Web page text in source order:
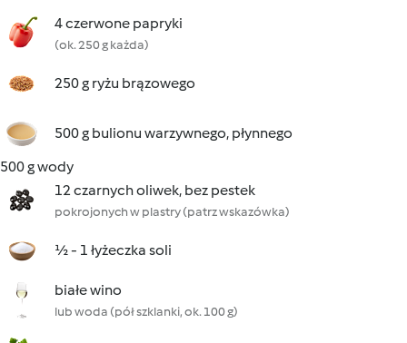
4 czerwone papryki
(ok. 250 g każda)
250 g ryżu brązowego
500 g bulionu warzywnego, płynnego
500 g wody
12 czarnych oliwek, bez pestek
pokrojonych w plastry (patrz wskazówka)
½ - 1 łyżeczka soli
białe wino
lub woda (pół szklanki, ok. 100 g)